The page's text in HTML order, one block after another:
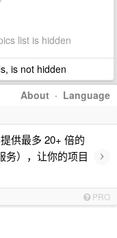
list is hidden
is not hidden
About · Language
供最多 20+ 倍的
务），让你的项目
›
PRO